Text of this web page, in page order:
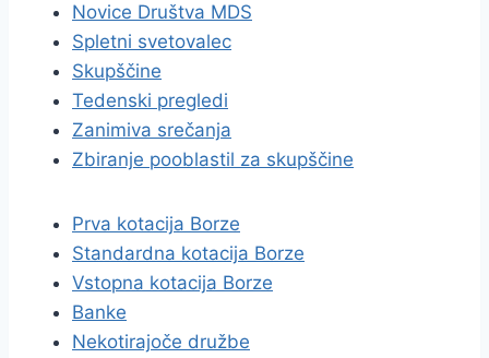
Novice Društva MDS
Spletni svetovalec
Skupščine
Tedenski pregledi
Zanimiva srečanja
Zbiranje pooblastil za skupščine
Prva kotacija Borze
Standardna kotacija Borze
Vstopna kotacija Borze
Banke
Nekotirajoče družbe